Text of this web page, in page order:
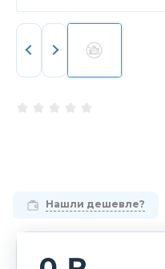
Нашли дешевле?